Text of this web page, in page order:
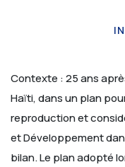
Contexte : 25 ans
Haïti, dans un plan
reproduction et
et Développement
bilan. Le plan adopté